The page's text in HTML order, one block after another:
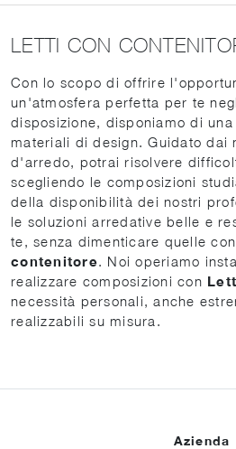
LETTI CON
Con lo scopo di offrire
un'atmosfera perfetta per te
disposizione, disponiamo di
materiali di design. Guidato dai
d'arredo, potrai risolvere
scegliendo le composizioni
della disponibilità dei nostri
le soluzioni arredative belle e
te, senza dimenticare quelle
contenitore. Noi operiamo
realizzare composizioni con
necessità personali, anche
realizzabili su misura.
Azienda